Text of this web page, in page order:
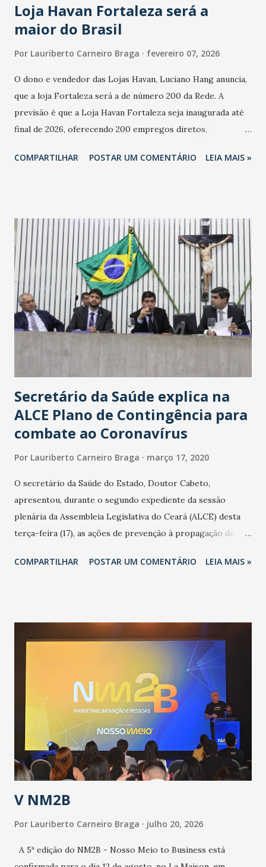
Loja Havan Fortaleza será a
maior do Brasil
Por Lauriberto Carneiro Braga fevereiro 07, 2026
O dono e vendedor das Lojas Havan, Luciano Hang anuncia,
que a loja Fortaleza será a de número 200 da Rede. A
previsão é que a Loja Havan Fortaleza seja inaugurada até
final de 2026, oferecendo 200 empregos diretos,
Havan Fortaleza ainda não foi anunciada oficialmente, mas
COMPARTILHAR POSTAR UM COMENTÁRIO LEIA MAIS »
Secretário da Saúde explica na
ALCE Plano de Contingência para
combate ao Coronavírus
Por Lauriberto Carneiro Braga março 17, 2020
O secretário da Saúde do Estado, Doutor Cabeto,
apresentou, durante o segundo expediente da sessão
plenária da Assembleia Legislativa do Ceará (ALCE) desta
terça-feira (17), as ações de prevenção à propagação do
adotadas pelo Governo do Estado na contenção da
população suspeita e de cuidados com os ambientes
públicos e domiciliares. “Nós não estamos vivendo uma
epidemia comum, como temos em todos os anos, com
aumento de casos de dengue, influenza ou H1N1. Trata-se
de uma epidemia com um vírus diferente, com um poder de
contaminação maior que outros coronavírus”, apontou o
secretário. Segundo ele, é uma epidemia com chance de
contaminação alta, podendo gerar um grande risco à
população e ao sistema de saúde. “Precisamos saber fazer a
estratificação do risco da doença, para não so...
COMPARTILHAR POSTAR UM COMENTÁRIO LEIA MAIS »
V NM2B
Por Lauriberto Carneiro Braga julho 20, 2026
A 5ª edição do NM2B - Nosso Meio to Business está